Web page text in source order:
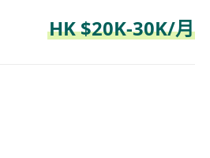
HK $20K-30K/月